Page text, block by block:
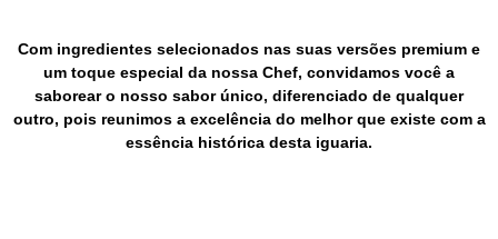
Com ingredientes selecionados nas suas versões premium e
um toque especial da nossa Chef, convidamos você a
saborear o nosso sabor único, diferenciado de qualquer
outro, pois reunimos a excelência do melhor que existe com a
essência histórica desta iguaria.